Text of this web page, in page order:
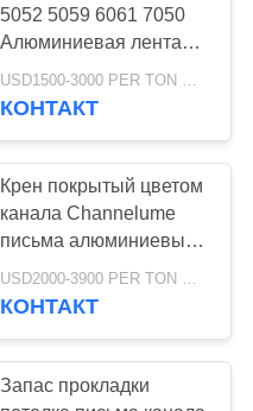
крен
95
крен
5052 5059 6061 7050
Алюминиевая лента
ролл Быстрая доставка
Для строительных
КОНТАКТ
Крен покрытый цветом
канала Channelume
письма алюминиевый
прокладки 1100 1060
USD2000-3900 PER TON MOQ:1ТОН
КОНТАКТ
Запас прокладки